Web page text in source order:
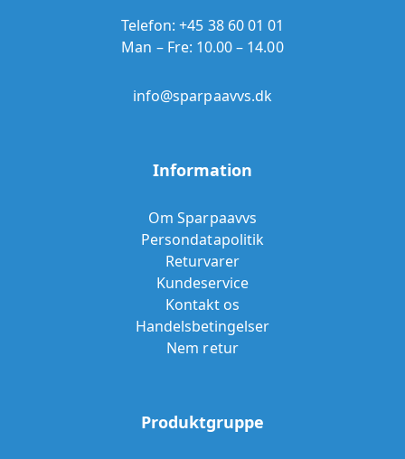
Telefon:+45 38 60 01 01
Man – Fre: 10.00 – 14.00
info@sparpaavvs.dk
Information
Om Sparpaavvs
Persondatapolitik
Returvarer
Kundeservice
Kontakt os
Handelsbetingelser
Nem retur
Produktgruppe